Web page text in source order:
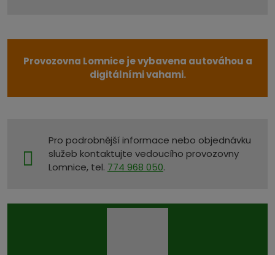
Provozovna Lomnice je vybavena autováhou a
digitálními vahami.
Pro podrobnější informace nebo objednávku
služeb kontaktujte vedoucího provozovny
Lomnice, tel. 774 968 050.